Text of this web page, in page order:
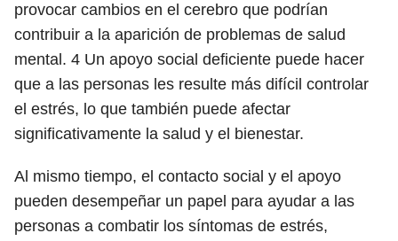
provocar cambios en el cerebro que podrían
contribuir a la aparición de problemas de salud
mental. 4 Un apoyo social deficiente puede hacer
que a las personas les resulte más difícil controlar
el estrés, lo que también puede afectar
significativamente la salud y el bienestar.
Al mismo tiempo, el contacto social y el apoyo
pueden desempeñar un papel para ayudar a las
personas a combatir los síntomas de estrés,